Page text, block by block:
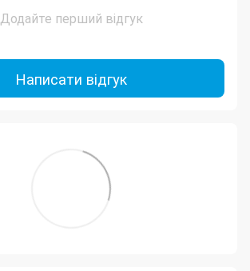
Додайте перший відгук
Написати відгук